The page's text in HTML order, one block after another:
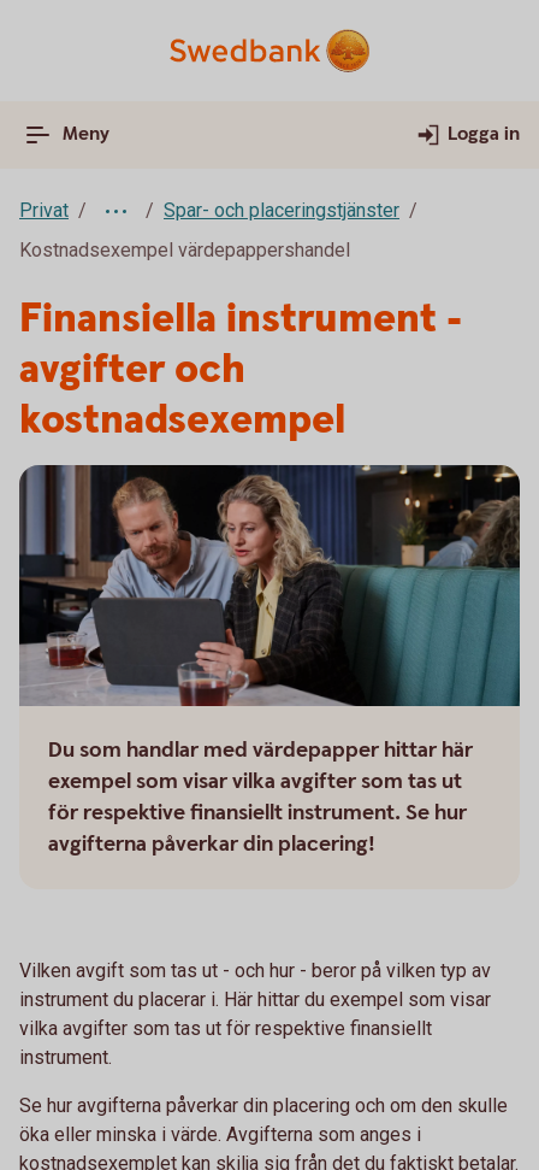
Meny Logga in
Privat
Spar- och placeringstjänster
Kostnadsexempel värdepappershandel
Finansiella instrument -
avgifter och
kostnadsexempel
Du som handlar med värdepapper hittar här
exempel som visar vilka avgifter som tas ut
för respektive finansiellt instrument. Se hur
avgifterna påverkar din placering!
Vilken avgift som tas ut - och hur - beror på vilken typ av
instrument du placerar i. Här hittar du exempel som visar
vilka avgifter som tas ut för respektive finansiellt
instrument.
Se hur avgifterna påverkar din placering och om den skulle
öka eller minska i värde. Avgifterna som anges i
kostnadsexemplet kan skilja sig från det du faktiskt betalar.